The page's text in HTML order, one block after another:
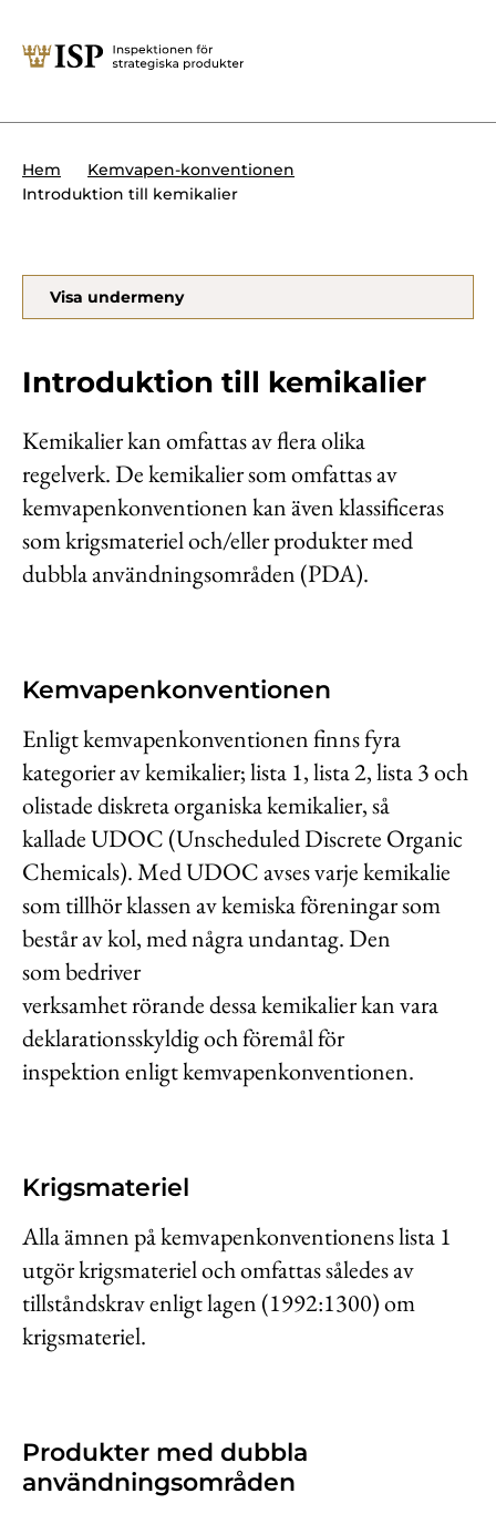
Söktips:
Presskontakt
Krigsmateriel
Utländska direktinvesteringar
Kemvapen-konventionen
Om ISP
Kontakt
Lediga jobb
Hem
Kemvapen-konventionen
Introduktion till kemikalier
Visa undermeny
Introduktion till kemikalier
Kemikalier kan omfattas av flera olika
regelverk. De kemikalier som omfattas av
kemvapenkonventionen kan även klassificeras
som krigsmateriel och/eller produkter med
dubbla användningsområden (PDA).
Kemvapenkonventionen
Enligt kemvapenkonventionen finns fyra
kategorier av kemikalier; lista 1, lista 2, lista 3 och
olistade diskreta organiska kemikalier, så
kallade UDOC (Unscheduled Discrete Organic
Chemicals). Med UDOC avses varje kemikalie
som tillhör klassen av kemiska föreningar som
består av kol, med några undantag. Den
som bedriver
verksamhet rörande dessa kemikalier kan vara
deklarationsskyldig och föremål för
inspektion enligt kemvapenkonventionen.
Krigsmateriel
Alla ämnen på kemvapenkonventionens lista 1
utgör krigsmateriel och omfattas således av
tillståndskrav enligt lagen (1992:1300) om
krigsmateriel.
Produkter med dubbla
användningsområden